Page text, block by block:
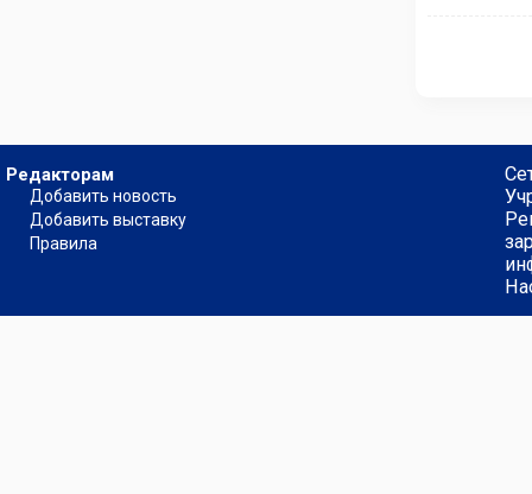
Редакторам
Добавить новость
Добавить выставку
Правила